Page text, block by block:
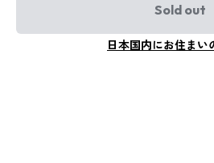
Sold out
日本国内にお住まい